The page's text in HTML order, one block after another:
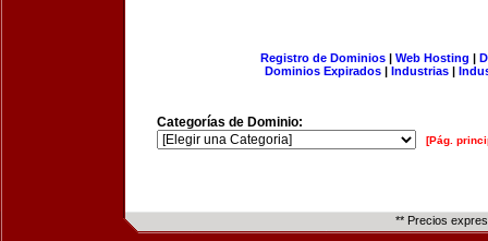
Registro de Dominios| Web Hosting |
Dominios Expirados | Industrias |
Categorías de Dominio:
[Pág.
** Precios